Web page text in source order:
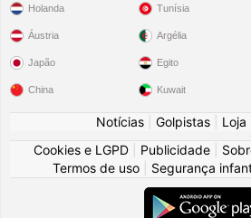
Holanda
Áustria
Japão
China
Tunísia
Argélia
Egito
Kuwait
Notícias Golpistas Loja
Cookies e LGPD
Publicidade
Termos de uso
Segurança